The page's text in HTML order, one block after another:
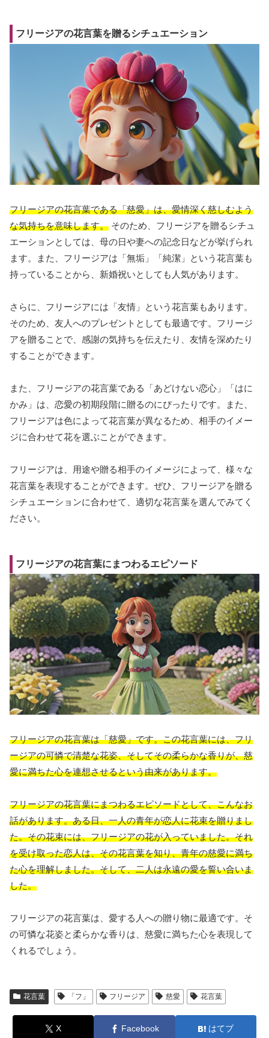
フリージアの花言葉を贈るシチュエーション
フリージアの花言葉である「慈愛」は、愛情深く慈しむよう
な気持ちを意味します。 そのため、フリージアを贈るシチュ
エーションとしては、母の日や妻への記念日などが挙げられ
ます。また、フリージアは「無垢」「純潔」という花言葉も
持っていることから、新婚祝いとしても人気があります。
さらに、フリージアには「友情」という花言葉もあります。
そのため、友人へのプレゼントとしても最適です。フリージ
アを贈ることで、感謝の気持ちを伝えたり、友情を深めたり
することができます。
また、フリージアの花言葉である「あどけない恋心」「はに
かみ」は、恋愛の初期段階に贈るのにぴったりです。また、
フリージアは色によって花言葉が異なるため、相手のイメー
ジに合わせて花を選ぶことができます。
フリージアは、用途や贈る相手のイメージによって、様々な
花言葉を表現することができます。ぜひ、フリージアを贈る
シチュエーションに合わせて、適切な花言葉を選んでみてく
ださい。
フリージアの花言葉にまつわるエピソード
フリージアの花言葉は「慈愛」です。この花言葉には、フリ
ージアの可憐で清楚な花姿、そしてその柔らかな香りが、慈
愛に満ちた心を連想させるという由来があります。
フリージアの花言葉にまつわるエピソードとして、こんなお
話があります。ある日、一人の青年が恋人に花束を贈りまし
た。その花束には、フリージアの花が入っていました。それ
を受け取った恋人は、その花言葉を知り、青年の慈愛に満ち
た心を理解しました。そして、二人は永遠の愛を誓い合いま
した。
フリージアの花言葉は、愛する人への贈り物に最適です。そ
の可憐な花姿と柔らかな香りは、慈愛に満ちた心を表現して
くれるでしょう。
花言葉 「フ」 フリージア 慈愛 花言葉
X Facebook はてブ